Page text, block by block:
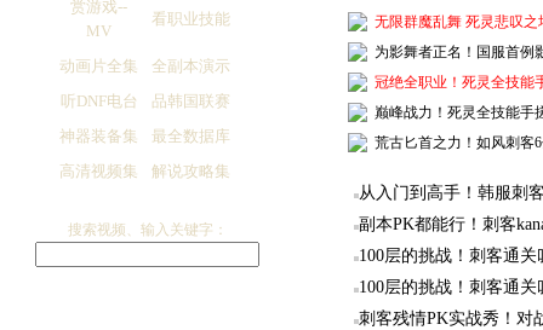
赏游戏--
MV
看职业技能
动画片全集
全副本演示
听DNF电台
品韩国联赛
神器装备集
最全数据库
高清视频集
解说攻略集
搜索视频、输入关键字：
无限群魔乱舞 死灵悲叹之
为影舞者正名！国服首例
冠绝全职业！死灵全技能
巅峰战力！死灵全技能手
荒古匕首之力！如风刺客
从入门到高手！韩服刺
副本PK都能行！刺客
100层的挑战！刺客通关
100层的挑战！刺客通关
刺客残情PK实战秀！对